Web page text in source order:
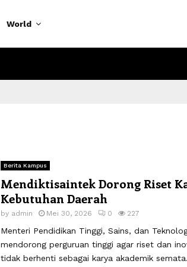
World
Berita Kampus
Mendiktisaintek Dorong Riset
Kebutuhan Daerah
by admin Mei 30, 2026 0 227
Menteri Pendidikan Tinggi, Sains, dan
mendorong perguruan tinggi agar riset dan
tidak berhenti sebagai karya akademik